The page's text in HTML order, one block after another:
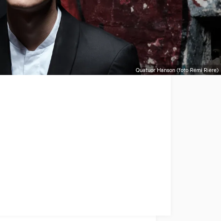
Quatuor Hanson (foto Rémi Rière)